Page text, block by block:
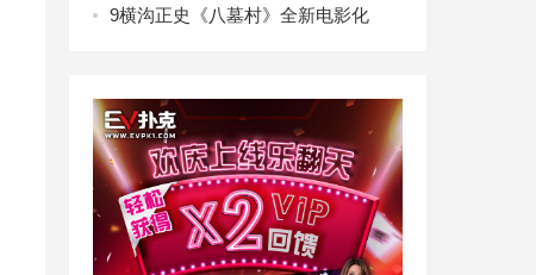
9横沟正史《八墓村》全新电影化